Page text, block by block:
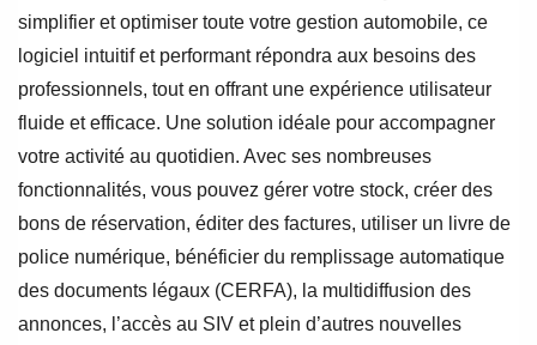
simplifier et optimiser toute votre gestion automobile, ce
logiciel intuitif et performant répondra aux besoins des
professionnels, tout en offrant une expérience utilisateur
fluide et efficace. Une solution idéale pour accompagner
votre activité au quotidien. Avec ses nombreuses
fonctionnalités, vous pouvez gérer votre stock, créer des
bons de réservation, éditer des factures, utiliser un livre de
police numérique, bénéficier du remplissage automatique
des documents légaux (CERFA), la multidiffusion des
annonces, l’accès au SIV et plein d’autres nouvelles